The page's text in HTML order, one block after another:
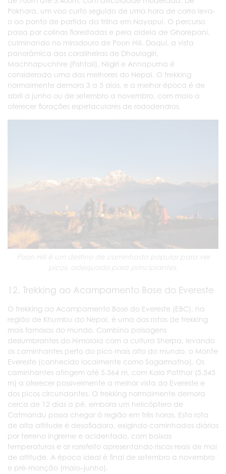
Pokhara, um voo curto seguido de uma hora de carro leva-
o ao ponto de partida da trilha em Nayapul. O percurso
passa por colinas florestadas e pela aldeia de Ghorepani,
culminando no miradouro de Poon Hill. Daqui, a vista
panorâmica das cordilheiras de Dhaulagiri,
Machhapuchhre (Fishtail), Nilgiri e Annapurna é
considerada uma das melhores do Nepal. O trekking
normalmente demora 3 a 5 dias, e a melhor época é de
abril a junho ou de setembro a novembro, com maio a
oferecer florações espetaculares de rododendros.
Poon Hill é um destino de caminhada popular para ver
picos, adequado para principiantes.
12. Trekking ao Acampamento Base do Evereste
O trekking ao Acampamento Base do Evereste (EBC), na
região de Khumbu do Nepal, é uma das rotas de trekking
mais famosas do mundo. Combina paisagens
deslumbrantes do Himalaia com a cultura Sherpa, levando
os caminhantes perto do pico mais alto do mundo, o Monte
Evereste (conhecido localmente como Sagarmatha). Os
caminhantes atingem até 5.364 m, com Kala Patthar (5.545
m) a oferecer possivelmente a melhor vista do Evereste e
dos picos circundantes. O trekking normalmente demora
cerca de 12 dias a pé, embora um helicóptero de
Catmandu possa chegar à região em três horas. Esta rota
de alta altitude é desafiadora, exigindo caminhadas diárias
por terreno íngreme e acidentado, com baixas
temperaturas e ar rarefeito apresentando riscos reais de mal
de altitude. A época ideal é final de setembro a novembro
e pré-monção (maio–junho).